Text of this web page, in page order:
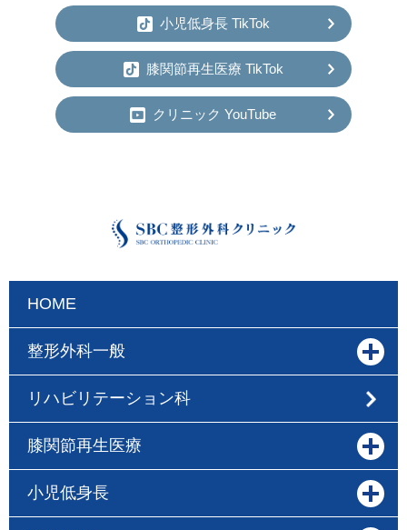
小児低身長 TikTok
膝関節再生医療 TikTok
クリニック YouTube
HOME
整形外科一般
リハビリテーション科
膝関節再生医療
小児低身長